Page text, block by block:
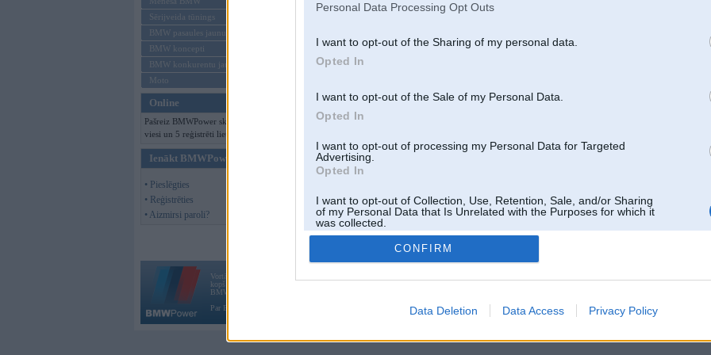
Personal Data Processing Opt Outs
I want to opt-out of the Sharing of my personal data.
Opted In
I want to opt-out of the Sale of my Personal Data.
Opted In
I want to opt-out of processing my Personal Data for Targeted
Advertising.
Opted In
I want to opt-out of Collection, Use, Retention, Sale, and/or Sharing
of my Personal Data that Is Unrelated with the Purposes for which it
was collected.
Opted Out
CONFIRM
Data Deletion Data Access Privacy Policy
Sērijveida tūnings
BMW pasaules jaunumi
BMW koncepti
BMW konkurentu jaunumi
Moto
Online
Pašreiz BMWPower skatās 330
viesi un 5 reģistrēti lietotāji.
Ienākt BMWPower
• Pieslēgties
• Reģistrēties
• Aizmirsi paroli?
Vortāls BMWPower.lv darbojas
kopš 2002. gada 14. maija. Tas nav auto klubs un nav saistīts ar
BMW AG.
Par BMWPower